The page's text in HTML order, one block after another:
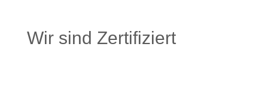
Wir sind Zertifiziert